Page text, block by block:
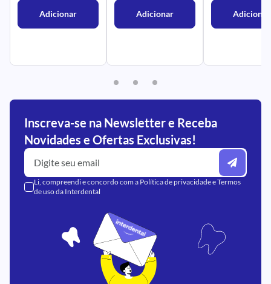
Adicionar Adicionar Adicionar
Inscreva-se na Newsletter e Receba
Novidades e Ofertas Exclusivas!
Li, compreendi e concordo com a Política de privacidadeeTermos
de usoda Interdental